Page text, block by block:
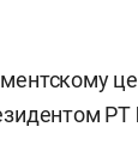
РТ